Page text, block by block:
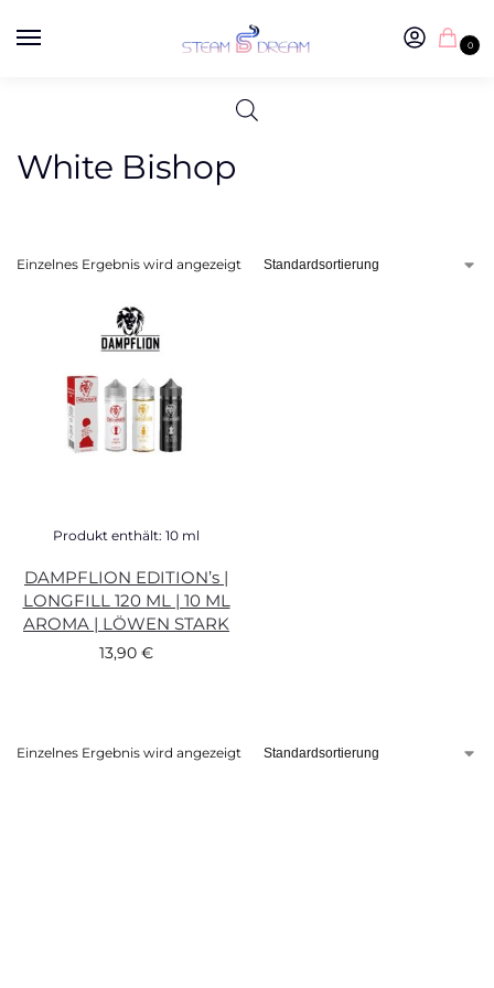
0
White Bishop
Einzelnes Ergebnis wird angezeigt
Produkt enthält: 10 ml
DAMPFLION EDITION’s |
LONGFILL 120 ML | 10 ML
AROMA | LÖWEN STARK
13,90 €
Einzelnes Ergebnis wird angezeigt